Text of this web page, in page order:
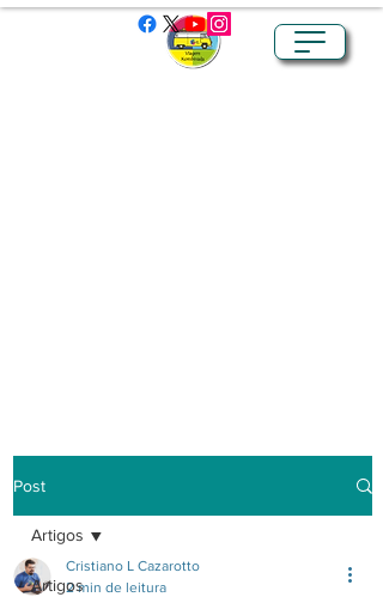
Post
Artigos
Artigos
Cristiano L Cazarotto
2 min de leitura